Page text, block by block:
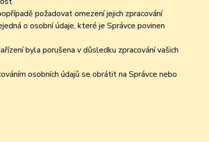
požadovat omezení jejich zpracování
o osobní údaje, které je Správce povinen
byla porušena v důsledku zpracování vašich
osobních údajů se obrátit na Správce nebo